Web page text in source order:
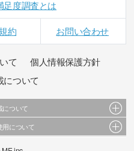
足度調査とは
約 お問い合わせ
て
個人情報保護方針
について
について
ラスト、画像データ等）及びこれらの配
用について
合わせたコンテンツや広告の表示、ソーシャ